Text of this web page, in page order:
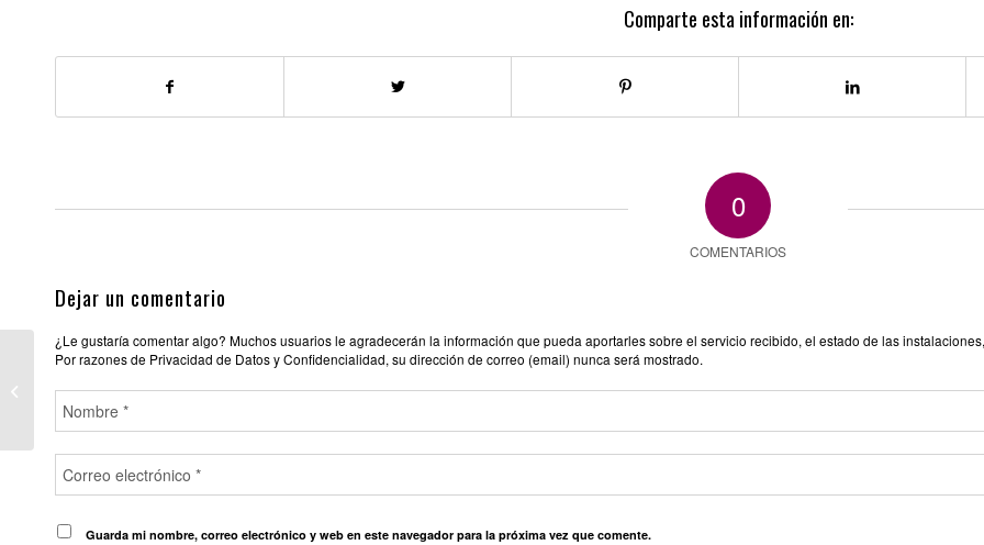
Comparte esta información en:
0
COMENTARIOS
Dejar un comentario
¿Le gustaría comentar algo? Muchos usuarios le agradecerán la información que pueda aportarles sobre el servicio recibido, el estado de las
Por razones de Privacidad de Datos y Confidencialidad, su dirección de correo (email) nunca será mostrado.
Guarda mi nombre, correo electrónico y web en este navegador para la próxima vez que comente.
BCN